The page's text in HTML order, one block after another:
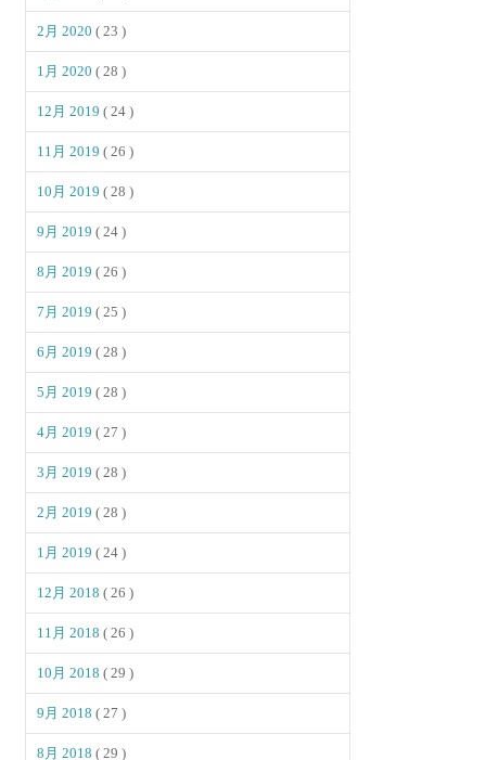
2月 2020( 23 )
1月 2020( 28 )
12月 2019( 24 )
11月 2019( 26 )
10月 2019( 28 )
9月 2019( 24 )
8月 2019( 26 )
7月 2019( 25 )
6月 2019( 28 )
5月 2019( 28 )
4月 2019( 27 )
3月 2019( 28 )
2月 2019( 28 )
1月 2019( 24 )
12月 2018( 26 )
11月 2018( 26 )
10月 2018( 29 )
9月 2018( 27 )
8月 2018( 29 )